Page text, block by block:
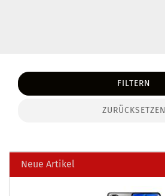
FILTERN
ZURÜCKSETZEN
Neue Artikel